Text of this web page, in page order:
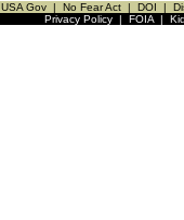
USA Gov | No Fear Act | DOI |
Privacy Policy| FOIA|